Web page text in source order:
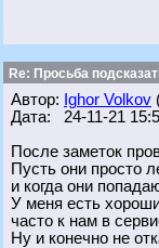
Re: Просьба
Автор: Ighor Volkov
Дата: 24-11-21
После заметок
Пусть они просто
и когда они
У меня есть
часто к нам в
Ну и конечно не